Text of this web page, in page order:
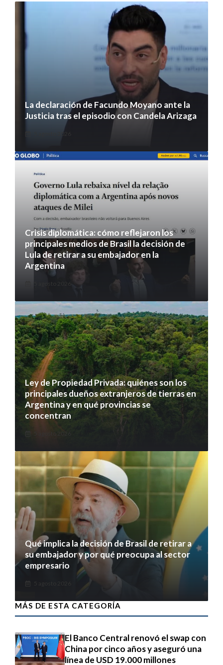
La declaración de Facundo Moyano ante la
Justicia tras el episodio con Candela Arizaga
5 agosto 2026
Crisis diplomática: cómo reflejaron los
principales medios de Brasil la decisión de
Lula de retirar a su embajador en la
Argentina
5 agosto 2026
Ley de Propiedad Privada: quiénes son los
principales dueños extranjeros de tierras en
Argentina y en qué provincias se
concentran
Qué implica la decisión de Brasil de retirar a
su embajador y por qué preocupa al sector
empresario
5 agosto 2026
MÁS DE ESTA CATEGORÍA
El Banco Central renovó el swap con
China por cinco años y aseguró una
línea de USD 19.000 millones